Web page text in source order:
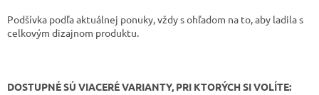
Podšívka podľa aktuálnej ponuky, vždy s ohľadom na to, aby ladila s
celkovým dizajnom produktu.
DOSTUPNÉ SÚ VIACERÉ VARIANTY, PRI KTORÝCH SI VOLÍTE: